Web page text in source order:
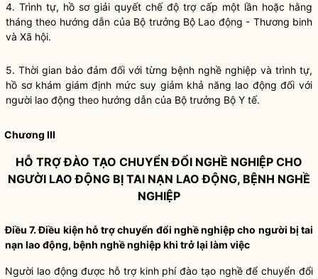
4. Trình tự, hồ sơ giải quyết chế độ trợ cấp một lần hoặc hằng
tháng theo hướng dẫn của Bộ trưởng Bộ Lao động - Thương binh
và Xã hội.
5. Thời gian bảo đảm đối với từng bệnh nghề nghiệp và trình tự,
hồ sơ khám giám định mức suy giảm khả năng lao động đối với
người lao động theo hướng dẫn của Bộ trưởng Bộ Y tế.
Chương III
HỖ TRỢ ĐÀO TẠO CHUYỂN ĐỔI NGHỀ NGHIỆP CHO
NGƯỜI LAO ĐỘNG BỊ TAI NẠN LAO ĐỘNG, BỆNH NGHỀ
NGHIỆP
Điều 7. Điều kiện hỗ trợ chuyển đổi nghề nghiệp cho người bị tai
nạn lao động, bệnh nghề nghiệp khi trở lại làm việc
Người lao động được hỗ trợ kinh phí đào tạo nghề để chuyển đổi